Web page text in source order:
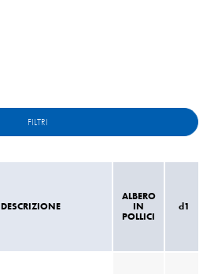
FILTRI
DESCRIZIONE
ALBERO
IN
POLLICI
d1